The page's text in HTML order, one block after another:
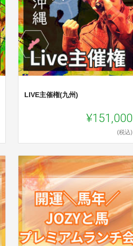
LIVE主催権(九州)
¥151,000
(税込)